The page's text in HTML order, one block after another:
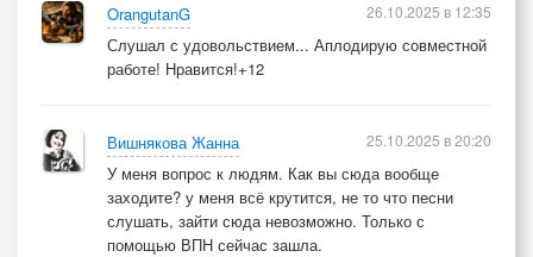
OrangutanG
Слушал с удовольствием... Аплодирую совместной
работе! Нравится!+12
26.10.2025 в 12:35
Вишнякова Жанна
У меня вопрос к людям. Как вы сюда вообще
заходите? у меня всё крутится, не то что песни
слушать, зайти сюда невозможно. Только с
помощью ВПН сейчас зашла.
25.10.2025 в 20:20